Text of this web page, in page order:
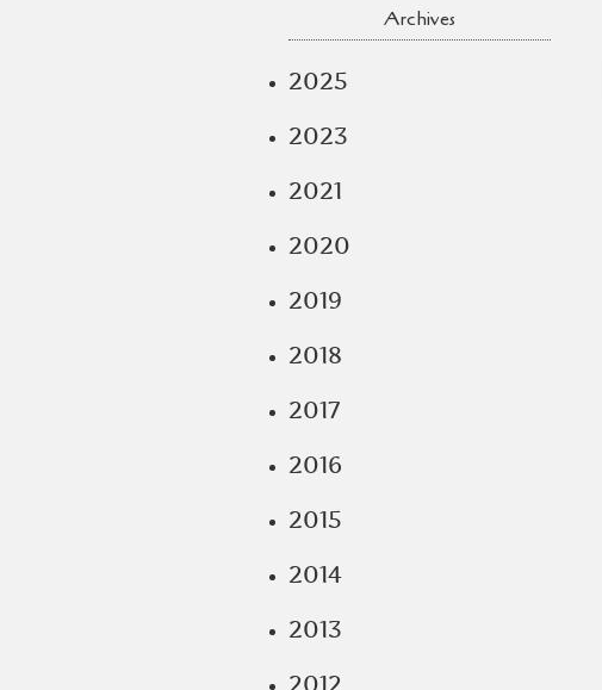
Archives
2025
2023
2021
2020
2019
2018
2017
2016
2015
2014
2013
2012